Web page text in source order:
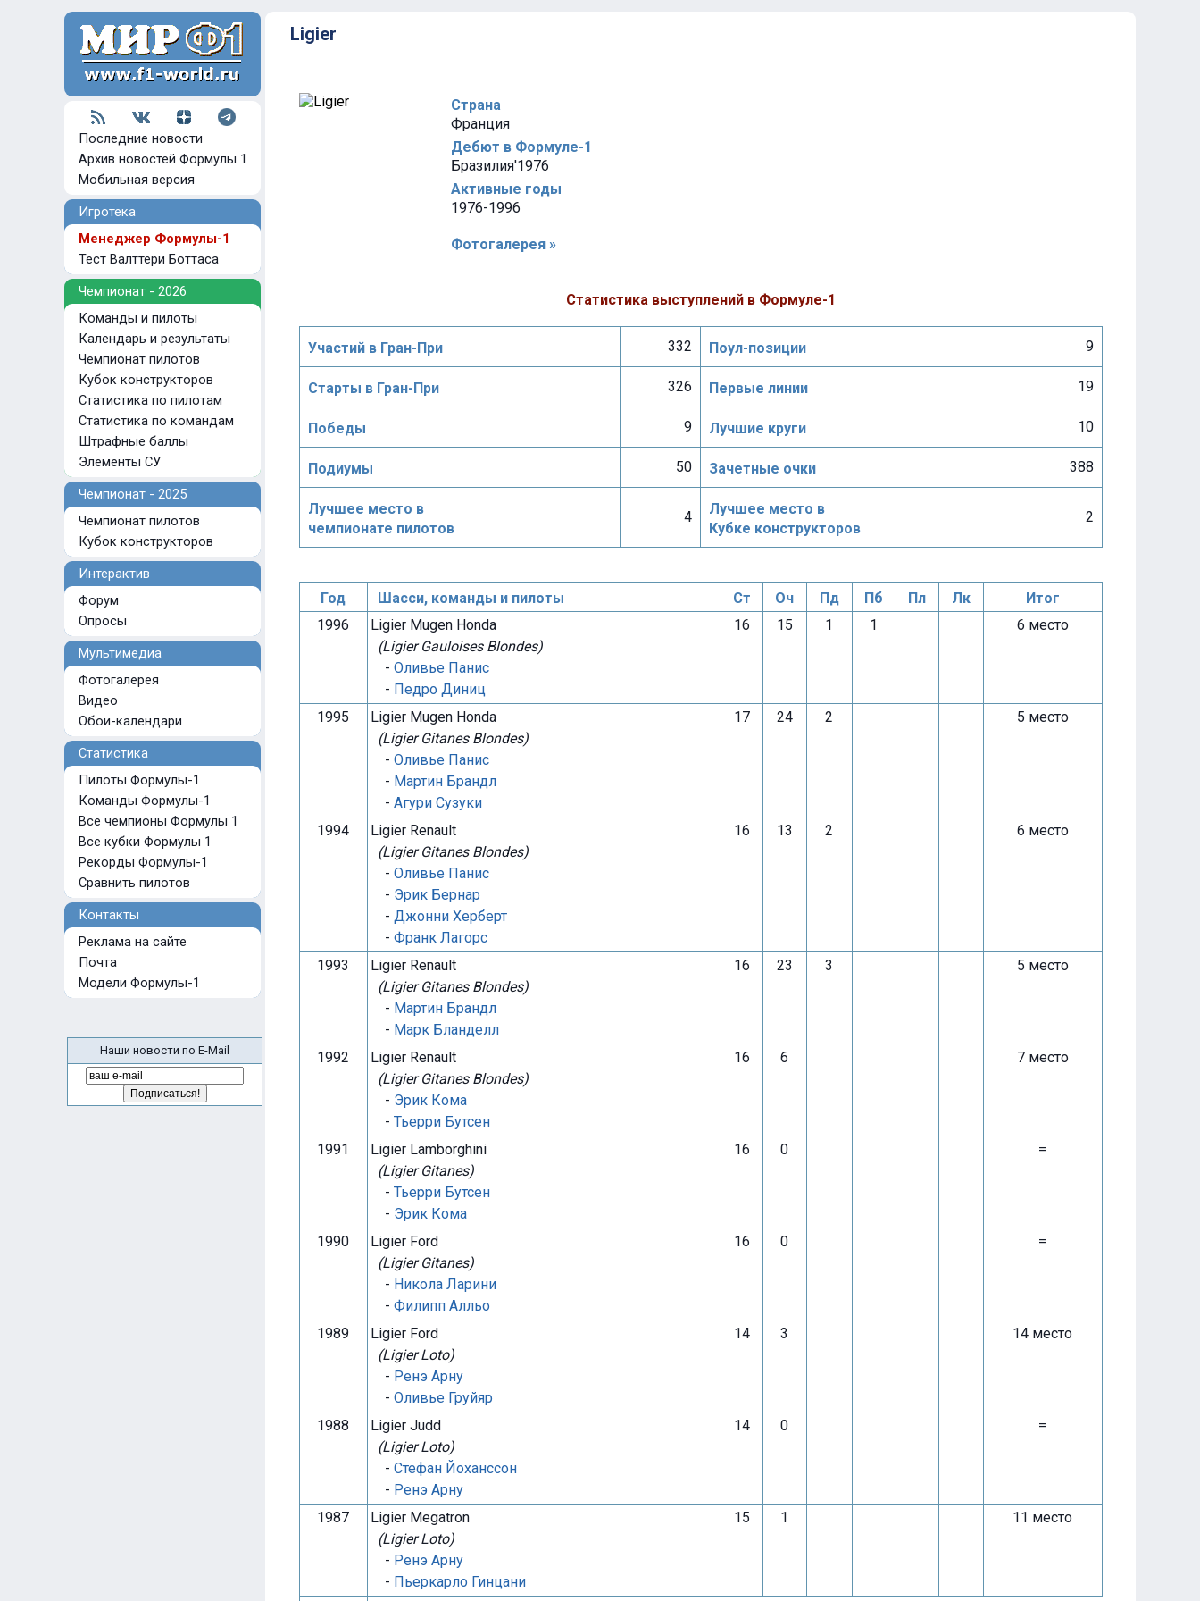
Последние новости
Архив новостей Формулы 1
Мобильная версия
Игротека
Менеджер Формулы-1
Тест Валттери Боттаса
Чемпионат - 2026
Команды и пилоты
Календарь и результаты
Чемпионат пилотов
Кубок конструкторов
Статистика по пилотам
Статистика по командам
Штрафные баллы
Элементы СУ
Чемпионат - 2025
Чемпионат пилотов
Кубок конструкторов
Интерактив
Форум
Опросы
Мультимедиа
Фотогалерея
Видео
Обои-календари
Статистика
Пилоты Формулы-1
Команды Формулы-1
Все чемпионы Формулы 1
Все кубки Формулы 1
Рекорды Формулы-1
Сравнить пилотов
Контакты
Реклама на сайте
Почта
Модели Формулы-1
Наши новости по E-Mail
Ligier
Страна
Франция
Дебют в Формуле-1
Бразилия'1976
Активные годы
1976-1996
Фотогалерея »
Статистика выступлений в Формуле-1
Участий в Гран-При 332 Поул-позиции 9
Старты в Гран-При 326 Первые линии 19
Победы 9 Лучшие круги 10
Подиумы 50 Зачетные очки 388
Лучшее место в
чемпионате пилотов
4
Лучшее место в
Кубке конструкторов
2
Год Шасси, команды и пилоты Ст Оч Пд Пб Пл Лк
Итог
1996
Ligier Mugen Honda
(Ligier Gauloises Blondes)
- Оливье Панис
- Педро Диниц
16 15 1 1 6 место
1995
Ligier Mugen Honda
(Ligier Gitanes Blondes)
- Оливье Панис
- Мартин Брандл
- Агури Сузуки
17 24 2 5 место
1994
Ligier Renault
(Ligier Gitanes Blondes)
- Оливье Панис
- Эрик Бернар
- Джонни Херберт
- Франк Лагорс
16 13 2 6 место
1993
Ligier Renault
(Ligier Gitanes Blondes)
- Мартин Брандл
- Марк Бланделл
16 23 3 5 место
1992
Ligier Renault
(Ligier Gitanes Blondes)
- Эрик Кома
- Тьерри Бутсен
16 6 7 место
1991
Ligier Lamborghini
(Ligier Gitanes)
- Тьерри Бутсен
- Эрик Кома
16 0 =
1990
Ligier Ford
(Ligier Gitanes)
- Никола Ларини
- Филипп Алльо
16 0 =
1989
Ligier Ford
(Ligier Loto)
- Ренэ Арну
- Оливье Груйяр
14 3 14 место
1988
Ligier Judd
(Ligier Loto)
- Стефан Йоханссон
- Ренэ Арну
14 0 =
1987
Ligier Megatron
(Ligier Loto)
- Ренэ Арну
- Пьеркарло Гинцани
15 1 11 место